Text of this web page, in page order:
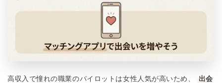
高収入で憧れの職業のパイロットは女性人気が高いため、
出会